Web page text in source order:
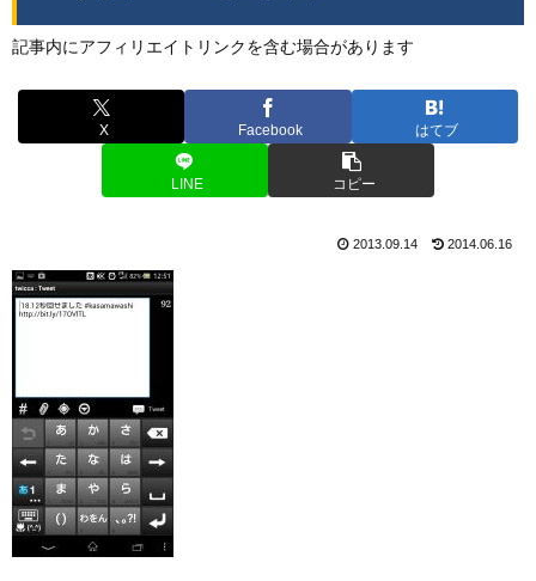
記事内にアフィリエイトリンクを含む場合があります
X Facebook はてブ
LINE コピー
2013.09.14 2014.06.16